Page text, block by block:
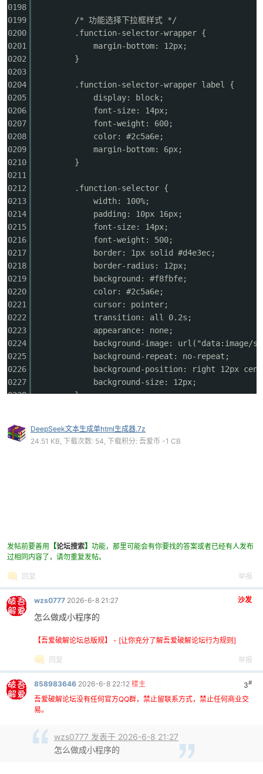
0198
0199
0200
0201
0202
0203
0204
0205
0206
0207
0208
0209
0210
0211
0212
0213
0214
0215
0216
0217
0218
0219
0220
0221
0222
0223
0224
0225
0226
0227
0228
0231
0240
0241
0242
0243
0244
0245
0250
0251
/* 功能选择下拉框样式 */
.function-selector-wrapper {
margin-bottom: 12px;
}
.function-selector-wrapper label {
display: block;
font-size: 14px;
font-weight: 600;
color: #2c5a6e;
margin-bottom: 6px;
}
.function-selector {
width: 100%;
padding: 10px 16px;
font-size: 14px;
font-weight: 500;
border: 1px solid #d4e3ec;
border-radius: 12px;
background: #f8fbfe;
color: #2c5a6e;
cursor: pointer;
transition: all 0.2s;
appearance: none;
background-image: url("data:image/
background-repeat: no-repeat;
background-position: right 12px
background-size: 12px;
}
border-color: #2c7da0;
background: #ffffff;
/* 复制按钮样式 */
background: #98D3EF;
color: white;
border: none;
}
transform: translateY(-2px);
background: #7CC3E3;
.btn-copy:disabled {
background: #aec9d9;
DeepSeek文本生成单html生成器.7z
24.51 KB, 下载次数: 54, 下载积分: 吾爱币 -1 CB
发帖前要善用 【论坛搜索】 功能，那里可能会有你要找的答案或者已经有人发布
过相同内容了，请勿重复发帖。
回复 举报
沙发
wzs0777 2026-6-8 21:27
怎么做成小程序的
【吾爱破解论坛总版规】 - [让你充分了解吾爱破解论坛行为规则]
回复 举报
3#
858983646 2026-6-8 22:12 楼主
吾爱破解论坛没有任何官方QQ群，禁止留联系方式，禁止任何商业交
易。
wzs0777 发表于 2026-6-8 21:27
怎么做成小程序的